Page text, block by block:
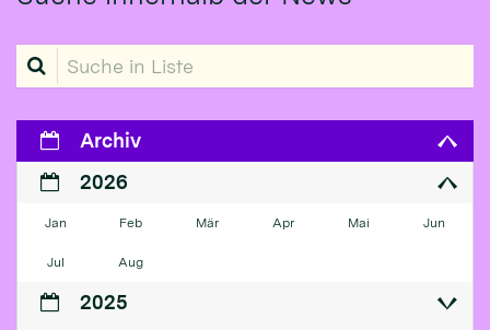
Suche in Liste
Archiv
2026
Jan Feb Mär Apr Mai Jun
Jul Aug
2025